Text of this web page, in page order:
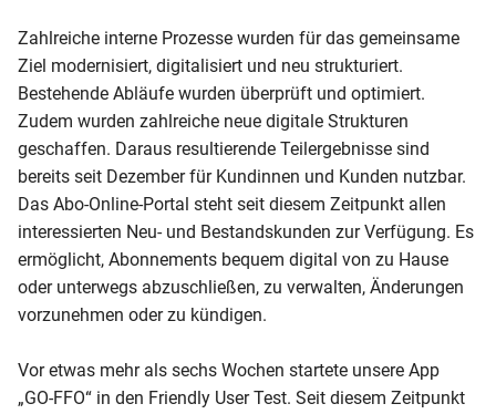
Zahlreiche interne Prozesse wurden für das gemeinsame
Ziel modernisiert, digitalisiert und neu strukturiert.
Bestehende Abläufe wurden überprüft und optimiert.
Zudem wurden zahlreiche neue digitale Strukturen
geschaffen. Daraus resultierende Teilergebnisse sind
bereits seit Dezember für Kundinnen und Kunden nutzbar.
Das Abo-Online-Portal steht seit diesem Zeitpunkt allen
interessierten Neu- und Bestandskunden zur Verfügung. Es
ermöglicht, Abonnements bequem digital von zu Hause
oder unterwegs abzuschließen, zu verwalten, Änderungen
vorzunehmen oder zu kündigen.
Vor etwas mehr als sechs Wochen startete unsere App
„GO-FFO“ in den Friendly User Test. Seit diesem Zeitpunkt